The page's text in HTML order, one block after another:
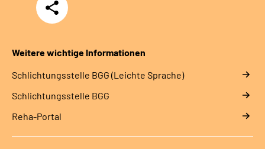
Teilen
Weitere wichtige Informationen
Schlich­tungs­stel­le BGG (Leichte Sprache)
Schlich­tungs­stel­le BGG
Reha-Portal